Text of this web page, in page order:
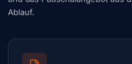
Ablauf.